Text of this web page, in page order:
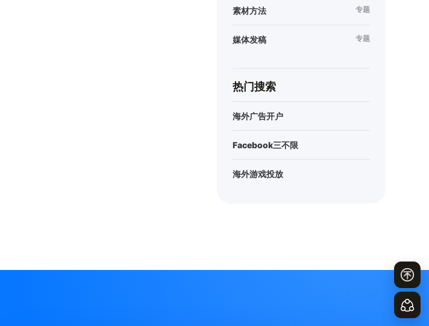
素材方法 专题
媒体发稿 专题
热门搜索
海外广告开户
Facebook三不限
海外游戏投放